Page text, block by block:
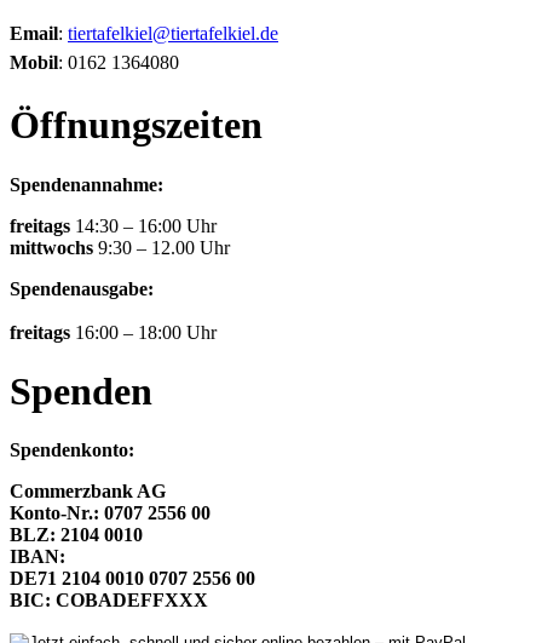
Email: tiertafelkiel@tiertafelkiel.de
Mobil: 0162 1364080
Öffnungszeiten
Spendenannahme:
freitags 14:30 – 16:00 Uhr
mittwochs 9:30 – 12.00 Uhr
Spendenausgabe:
freitags 16:00 – 18:00 Uhr
Spenden
Spendenkonto:
Commerzbank AG
Konto-Nr.: 0707 2556 00
BLZ: 2104 0010
IBAN:
DE71 2104 0010 0707 2556 00
BIC: COBADEFFXXX